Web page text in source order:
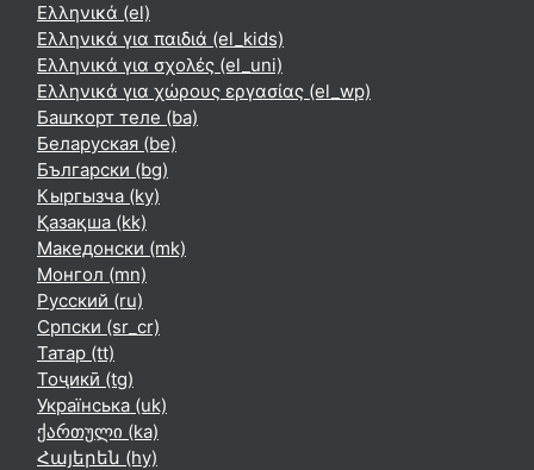
Ελληνικά ‎(el)‎
Ελληνικά για παιδιά ‎(el_kids)‎
Ελληνικά για σχολές ‎(el_uni)‎
Ελληνικά για χώρους εργασίας ‎(el_wp)‎
Башҡорт теле ‎(ba)‎
Беларуская ‎(be)‎
Български ‎(bg)‎
Кыргызча ‎(ky)‎
Қазақша ‎(kk)‎
Македонски ‎(mk)‎
Монгол ‎(mn)‎
Русский ‎(ru)‎
Српски ‎(sr_cr)‎
Татар ‎(tt)‎
Тоҷикӣ ‎(tg)‎
Українська ‎(uk)‎
ქართული ‎(ka)‎
Հայերեն ‎(hy)‎